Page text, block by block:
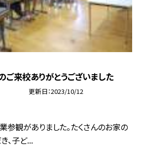
ご来校ありがとうございました
更新日 2023/10/12
参観がありました。たくさんのお家の
、子ど...